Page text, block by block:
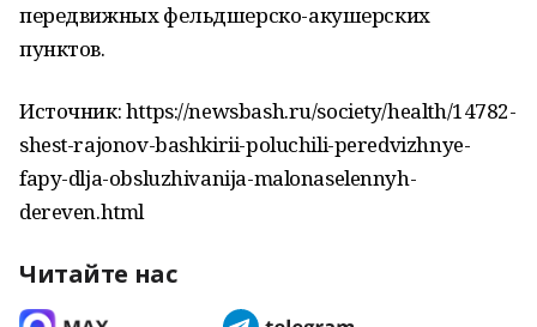
передвижных фельдшерско-акушерских
пунктов.
Источник: https://newsbash.ru/society/health/14782-
shest-rajonov-bashkirii-poluchili-peredvizhnye-
fapy-dlja-obsluzhivanija-malonaselennyh-
dereven.html
Читайте нас